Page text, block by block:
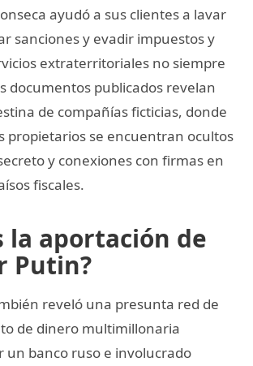
ayudó a sus clientes a lavar
sanciones y evadir impuestos y
extraterritoriales no siempre
documentos publicados revelan
de compañías ficticias, donde
propietarios se encuentran ocultos
y conexiones con firmas en
fiscales.
la aportación de
Putin?
reveló una presunta red de
de dinero multimillonaria
un banco ruso e involucrado